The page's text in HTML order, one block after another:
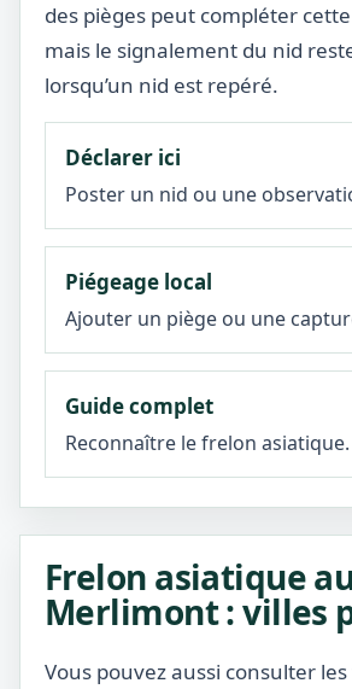
des pièges peut compléter
mais le signalement du nid
lorsqu’un nid est repéré.
Déclarer ici
Poster un nid ou une
Piégeage local
Ajouter un piège ou une
Guide complet
Reconnaître le frelon asiatique.
Frelon asiatique
Merlimont : villes
Vous pouvez aussi consulter